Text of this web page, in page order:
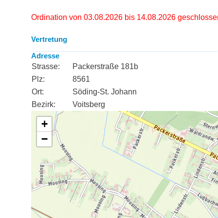
Ordination von 03.08.2026 bis 14.08.2026
Vertretung
Adresse
Strasse:
Packerstraße 181b
Plz:
8561
Ort:
Söding-St. Johann
Bezirk:
Voitsberg